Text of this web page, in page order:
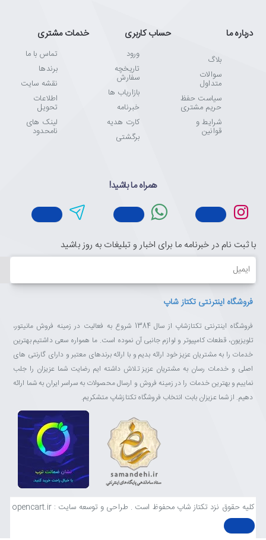
درباره ما
بلاگ
سوالات
متداول
سیاست حفظ
حریم مشتری
شرایط و
قوانین
حساب کاربری
ورود
تاریخچه
سفارش
بازاریاب ها
خبرنامه
کارت هدیه
برگشتی
خدمات مشتری
تماس با ما
برندها
نقشه سایت
اطلاعات
تحویل
لینک های
نامحدود
همراه ما باشید!
با ثبت نام در خبرنامه ما برای اخبار و تبلیغات به روز باشید
ایمیل
فروشگاه اینترنتی تکتاز شاپ
فروشگاه اینترنتی تکتازشاپ از سال 1384 شروع به فعالیت در زمینه فروش مانیتور،
تلویزیون، قطعات کامپیوتر و لوازم جانبی آن نموده است. ما همواره سعی داشتیم بهترین
خدمات را به مشتریان عزیز خود ارائه بدیم و با ارائه برندهای معتبر و دارای گارنتی های
اصلی و خدمات رسان به مشتریان عزیز تلاش داشته ایم رضایت شما عزیزان را جلب
نماییم و بهترین خدمات را در زمینه فروش و ارسال محصولات به سراسر ایران به شما ارائه
دهیم. از شما عزیزان بابت انتخاب فروشگاه تکتازشاپ متشکریم.
کلیه حقوق نزد تکتاز شاپ محفوظ است . طراحی و توسعه سایت : opencart.ir